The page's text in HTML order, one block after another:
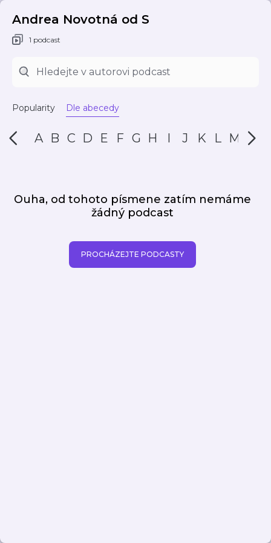
Andrea Novotná od S
1 podcast
Popularity Dle abecedy
A B C D E F G H I J K L M N
Ouha, od tohoto písmene zatím nemáme
žádný podcast
PROCHÁZEJTE PODCASTY